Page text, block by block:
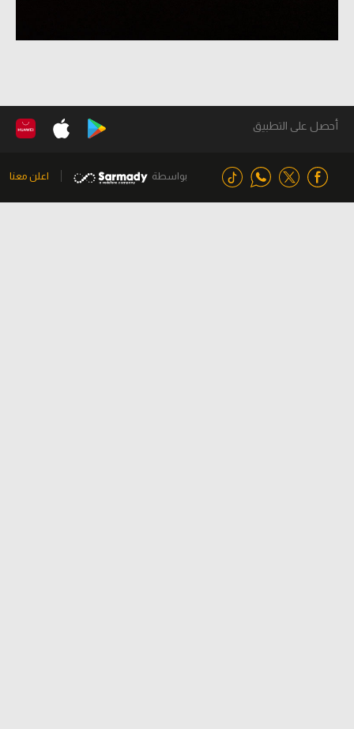
أحصل على التطبيق
بواسطة اعلن معنا